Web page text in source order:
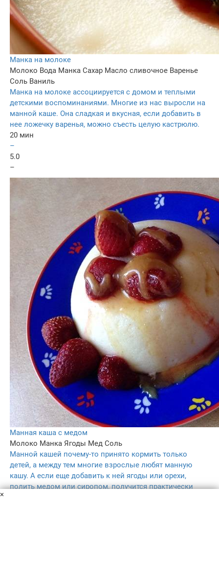
Манка на молоке
Молоко Вода Манка Сахар Масло сливочное Варенье
Соль Ваниль
Манка на молоке ассоциируется с домом и теплыми
детскими воспоминаниями. Многие из нас выросли на
манной каше. Она сладкая и вкусная, если добавить в
нее ложечку варенья, можно съесть целую кастрюлю.
20 мин
–
5.0
–
Манная каша с медом
Молоко Манка Ягоды Мед Соль
Манной кашей почему-то принято кормить только
детей, а между тем многие взрослые любят манную
кашу. А если еще добавить к ней ягоды или орехи,
полить медом или сиропом, получится практически
×